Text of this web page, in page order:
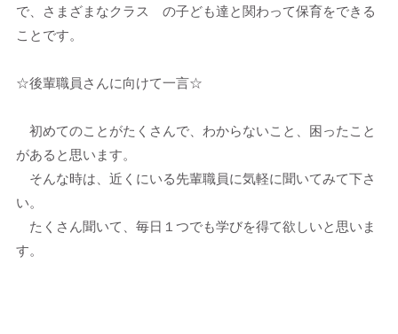
で、さまざまなクラス の子ども達と関わって保育をできる
ことです。
☆後輩職員さんに向けて一言☆
初めてのことがたくさんで、わからないこと、困ったこと
があると思います。
そんな時は、近くにいる先輩職員に気軽に聞いてみて下さ
い。
たくさん聞いて、毎日１つでも学びを得て欲しいと思いま
す。